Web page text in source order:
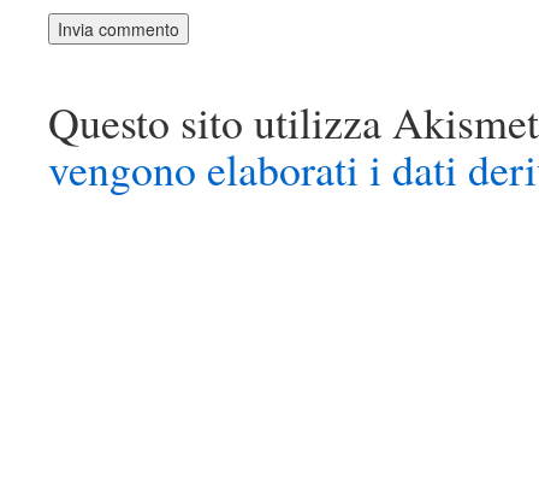
Questo sito utilizza
vengono elaborati i dati